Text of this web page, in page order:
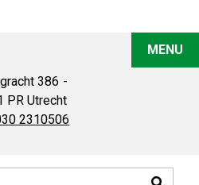
386
PR Utrecht
2310506
MENU